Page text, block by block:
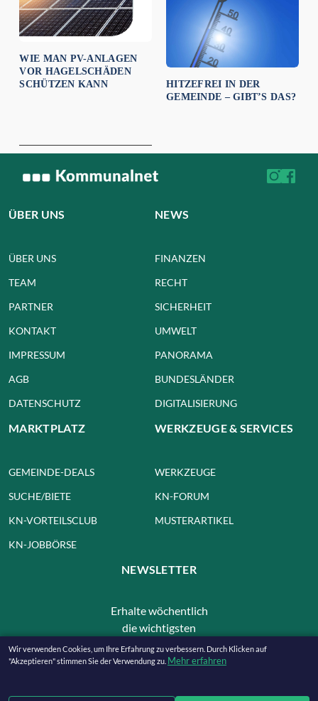
WIE MAN PV-ANLAGEN
VOR HAGELSCHÄDEN
SCHÜTZEN KANN
HITZEFREI IN DER
GEMEINDE – GIBT’S DAS?
ÜBER UNS
ÜBER UNS
TEAM
PARTNER
KONTAKT
IMPRESSUM
AGB
DATENSCHUTZ
NEWS
FINANZEN
RECHT
SICHERHEIT
UMWELT
PANORAMA
BUNDESLÄNDER
DIGITALISIERUNG
MARKTPLATZ
GEMEINDE-DEALS
SUCHE/BIETE
KN-VORTEILSCLUB
KN-JOBBÖRSE
WERKZEUGE & SERVICES
WERKZEUGE
KN-FORUM
MUSTERARTIKEL
NEWSLETTER
Erhalte wöchentlich
die wichtigsten
Nachrichten und Infos
für deine Gemeinde!
Wir verwenden Cookies, um Ihre Erfahrung zu verbessern. Durch Klicken auf
"Akzeptieren" stimmen Sie der Verwendung zu. Mehr erfahren